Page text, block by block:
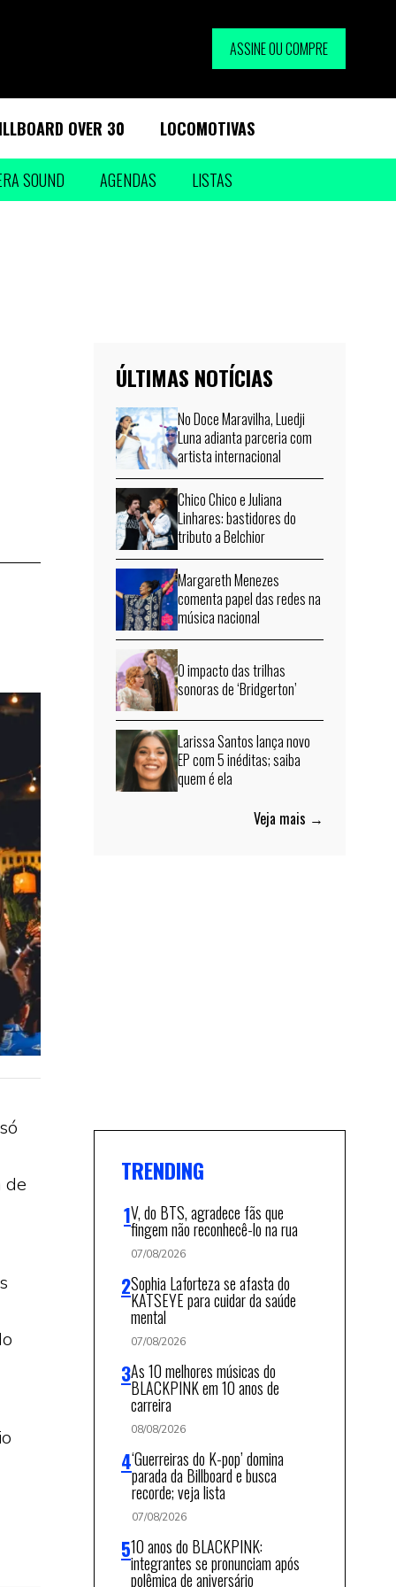
ASSINE OU COMPRE
OVER 30 LOCOMOTIVAS
SOUND AGENDAS LISTAS
de
ÚLTIMAS NOTÍCIAS
No Doce Maravilha, Luedji
Luna adianta parceria com
artista internacional
Chico Chico e Juliana
Linhares: bastidores do
tributo a Belchior
Margareth Menezes
comenta papel das redes na
música nacional
O impacto das trilhas
sonoras de ‘Bridgerton’
Larissa Santos lança novo
EP com 5 inéditas; saiba
quem é ela
Veja mais →
TRENDING
V, do BTS, agradece fãs que
fingem não reconhecê-lo na rua
07/08/2026
Sophia Laforteza se afasta do
KATSEYE para cuidar da saúde
mental
07/08/2026
As 10 melhores músicas do
BLACKPINK em 10 anos de
carreira
08/08/2026
‘Guerreiras do K-pop’ domina
parada da Billboard e busca
recorde; veja lista
07/08/2026
10 anos do BLACKPINK:
integrantes se pronunciam após
polêmica de aniversário